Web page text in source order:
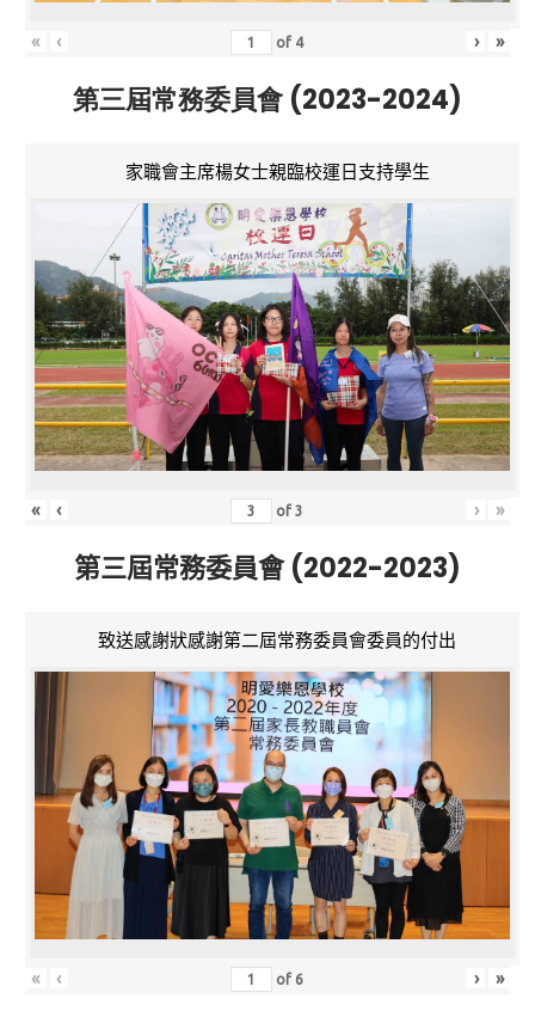
« ‹ of 4 › »
第三屆常務委員會 (2023-2024)
家職會主席楊女士親臨校運日支持學生
« ‹ of3 › »
第三屆常務委員會 (2022-2023)
致送感謝狀感謝第二屆常務委員會委員的付出
« ‹ of 6 › »